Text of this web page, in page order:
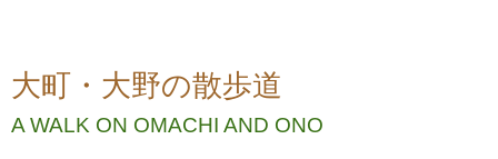
大町・大野の散歩道
A WALK ON OMACHI AND ONO